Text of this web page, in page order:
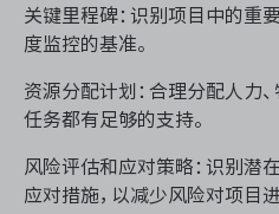
关键里程碑：识别项目中的重
度监控的基准。
资源分配计划：合理分配人力
任务都有足够的支持。
风险评估和应对策略：识别潜
应对措施，以减少风险对项目